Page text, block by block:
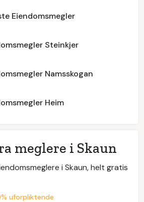
Eiendomsmegler
Steinkjer
Namsskogan
Heim
meglere i Skaun
i Skaun, helt gratis
uforpliktende